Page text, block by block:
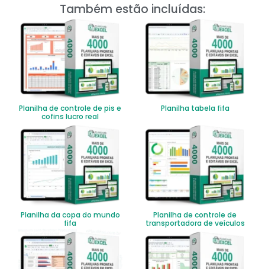
Também estão incluídas:
Planilha de controle de pis e
cofins lucro real
Planilha tabela fifa
Planilha da copa do mundo
fifa
Planilha de controle de
transportadora de veículos